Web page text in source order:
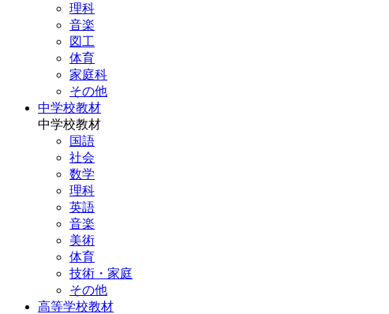
理科
音楽
図工
体育
家庭科
その他
中学校教材
中学校教材
国語
社会
数学
理科
英語
音楽
美術
体育
技術・家庭
その他
高等学校教材